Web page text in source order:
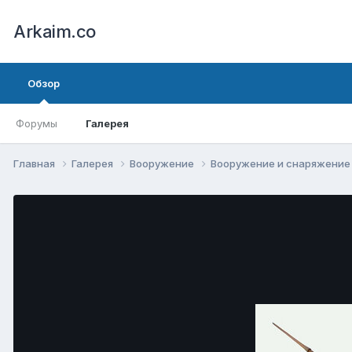
Arkaim.co
Обзор
Форумы Галерея
Главная Галерея Вооружение Вооружение и снаряжение